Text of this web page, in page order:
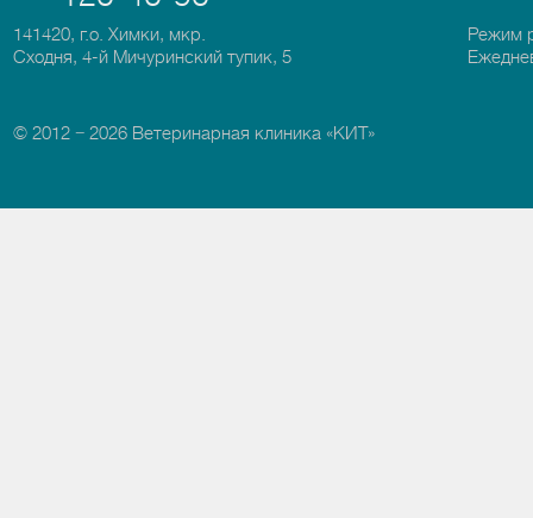
141420, г.о. Химки, мкр.
Сходня, 4-й Мичуринский тупик, 5
Режим
© 2012 − 2026 Ветеринарная клиника «КИТ»